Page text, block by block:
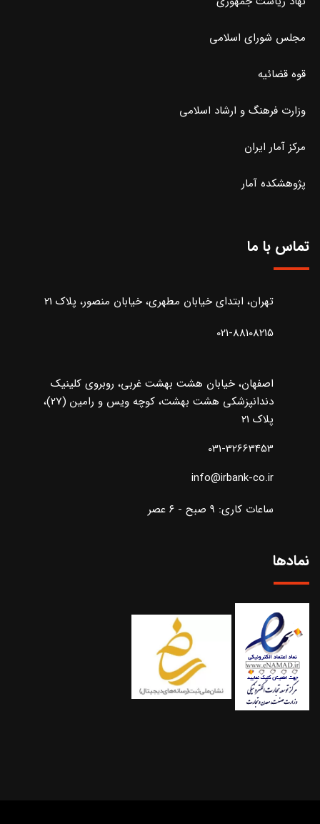
مجلس شورای اسلامی
قوه قضائیه
وزارت فرهنگ و ارشاد اسلامی
مرکز آمار ایران
پژوهشکده آمار
تماس با ما
تهران، ابتدای خیابان مطهری، خیابان منصور، پلاک 21
021-88108215
اصفهان، خیابان هشت بهشت غربی، روبروی کلینیک
دندانپزشکی هشت بهشت، کوچه ویس و رامین (27)،
پلاک 21
031-32663453
info@irbank-co.ir
ساعات کاری: ۹ صبح - ۶ عصر
نمادها